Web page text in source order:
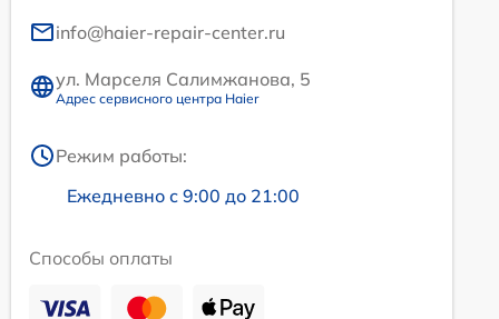
info@haier-repair-center.ru
ул. Марселя Салимжанова, 5
Адрес сервисного центра Haier
Режим работы:
Ежедневно с 9:00 до 21:00
Способы оплаты